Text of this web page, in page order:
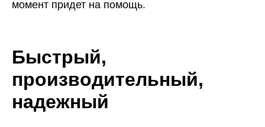
момент придет на помощь.
Быстрый,
производительный,
надежный